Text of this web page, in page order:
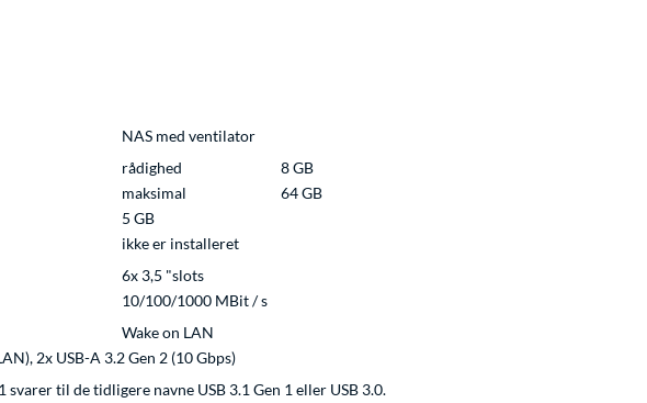
NAS med ventilator
rådighed
8 GB
maksimal
64 GB
5 GB
ikke er installeret
6x 3,5 "slots
10/100/1000 MBit / s
Wake on LAN
2x USB-A 3.2 Gen 2 (10 Gbps)
svarer til de tidligere navne USB 3.1 Gen 1 eller USB 3.0.